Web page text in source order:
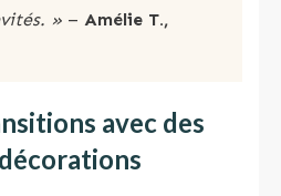
» – Amélie T.,
avec des